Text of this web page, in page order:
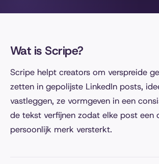
Wat is Scripe?
Scripe helpt creators om verspreide
zetten in gepolijste LinkedIn posts,
vastleggen, ze vormgeven in een
de tekst verfijnen zodat elke post een
persoonlijk merk versterkt.